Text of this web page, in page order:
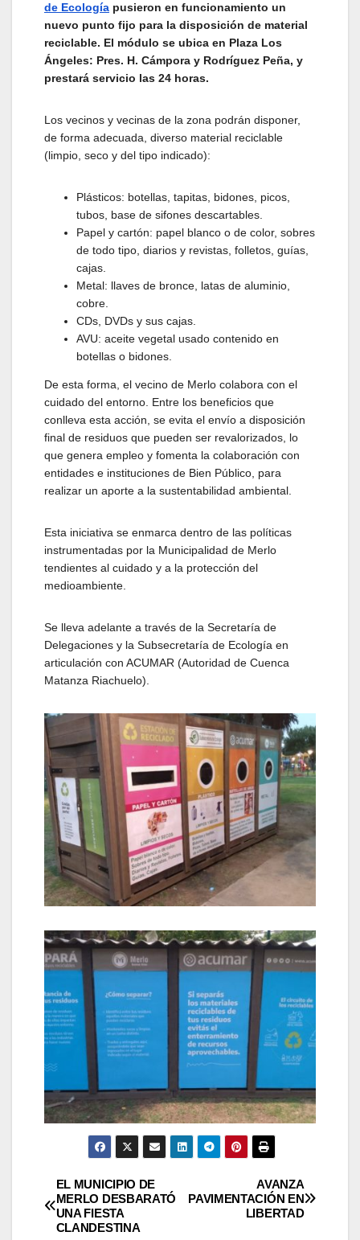
de Ecología pusieron en funcionamiento un
nuevo punto fijo para la disposición de material
reciclable. El módulo se ubica en Plaza Los
Ángeles: Pres. H. Cámpora y Rodríguez Peña, y
prestará servicio las 24 horas.
Los vecinos y vecinas de la zona podrán disponer,
de forma adecuada, diverso material reciclable
(limpio, seco y del tipo indicado):
Plásticos: botellas, tapitas, bidones, picos,
tubos, base de sifones descartables.
Papel y cartón: papel blanco o de color, sobres
de todo tipo, diarios y revistas, folletos, guías,
cajas.
Metal: llaves de bronce, latas de aluminio,
cobre.
CDs, DVDs y sus cajas.
AVU: aceite vegetal usado contenido en
botellas o bidones.
De esta forma, el vecino de Merlo colabora con el
cuidado del entorno. Entre los beneficios que
conlleva esta acción, se evita el envío a disposición
final de residuos que pueden ser revalorizados, lo
que genera empleo y fomenta la colaboración con
entidades e instituciones de Bien Público, para
realizar un aporte a la sustentabilidad ambiental.
Esta iniciativa se enmarca dentro de las políticas
instrumentadas por la Municipalidad de Merlo
tendientes al cuidado y a la protección del
medioambiente.
Se lleva adelante a través de la Secretaría de
Delegaciones y la Subsecretaría de Ecología en
articulación con ACUMAR (Autoridad de Cuenca
Matanza Riachuelo).
Navegación
de
AVANZA
PAVIMENTACIÓN EN
LIBERTAD
EL MUNICIPIO DE
MERLO DESBARATÓ
UNA FIESTA
CLANDESTINA